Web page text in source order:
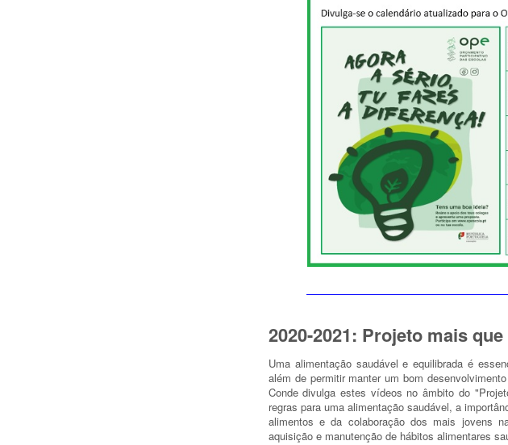
2020-2021: Projeto mais
Uma alimentação saudável e equilibrada é
além de permitir manter um bom
Conde divulga estes vídeos no âmbito do
regras para uma alimentação saudável, a
alimentos e da colaboração dos mais jovens
aquisição e manutenção de hábitos alimentares